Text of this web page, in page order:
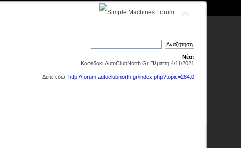
Νέα:
Καφεδακι AutoClubNorth.Gr Πέμπτη 4/11/2021
Δείτε εδώ: http://forum.autoclubnorth.gr/index.php?topic=284.0